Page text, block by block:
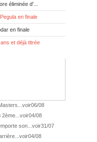
éliminée d'...
en finale
en finale
et déjà titrée
!
pour Géa
voir06/08
voir04/08
son... voir31/07
voir04/08